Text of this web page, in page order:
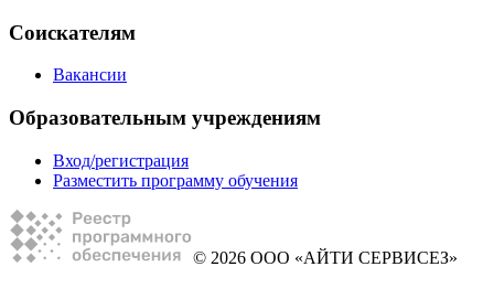
Соискателям
Вакансии
Образовательным учреждениям
Вход/регистрация
Разместить программу обучения
© 2026 ООО «АЙТИ СЕРВИСЕЗ»